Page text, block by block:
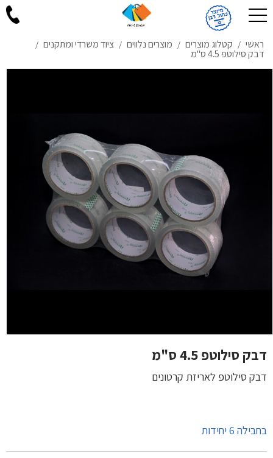
ראשי / קטלוג מוצרים / מוצרים נלווים / ציוד משרדי ומתקנים /
דבק סילוטפ 4.5 ס"מ
דבק סילוטפ 4.5 ס"מ
דבק סילוטפ לאריזת קרטונים
בחבילה 6 יחידות